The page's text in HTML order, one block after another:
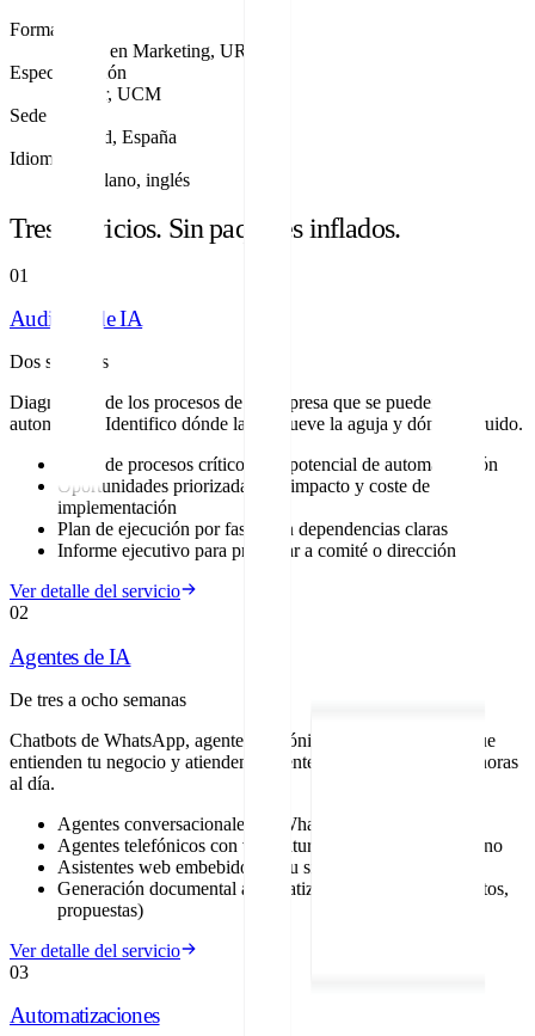
Formación
Grado en Marketing, URJC
Especialización
Máster, UCM
Sede
Madrid, España
Idiomas
Castellano, inglés
Tres servicios. Sin paquetes inflados.
01
Auditoría de IA
Dos semanas
Diagnóstico de los procesos de tu empresa que se pueden
automatizar. Identifico dónde la IA mueve la aguja y dónde es ruido.
Mapa de procesos críticos con potencial de automatización
Oportunidades priorizadas por impacto y coste de
implementación
Plan de ejecución por fases con dependencias claras
Informe ejecutivo para presentar a comité o dirección
Ver detalle del servicio
02
Agentes de IA
De tres a ocho semanas
Chatbots de WhatsApp, agentes telefónicos y asistentes web que
entienden tu negocio y atienden a clientes y leads veinticuatro horas
al día.
Agentes conversacionales en WhatsApp Business
Agentes telefónicos con voz natural y derivación a humano
Asistentes web embebidos en tu sitio o aplicación
Generación documental automatizada (demandas, contratos,
propuestas)
Ver detalle del servicio
03
Automatizaciones